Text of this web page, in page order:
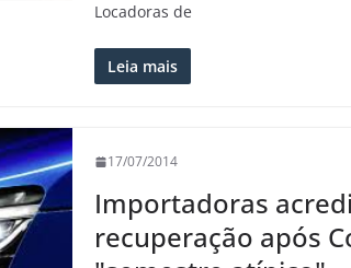
Locadoras de
Leia mais
17/07/2014
Importadoras
recuperação após